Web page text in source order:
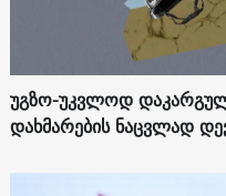
უგზო-უკვლოდ
დახმარების ნაცვლად